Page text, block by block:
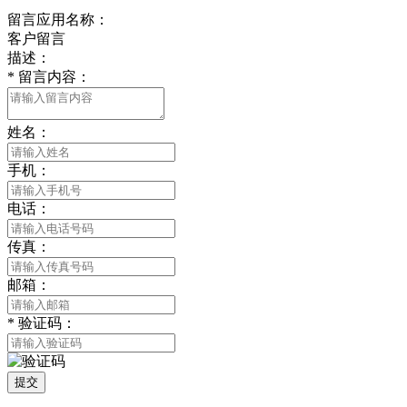
留言应用名称：
客户留言
描述：
* 留言内容：
姓名：
手机：
电话：
传真：
邮箱：
* 验证码：
提交